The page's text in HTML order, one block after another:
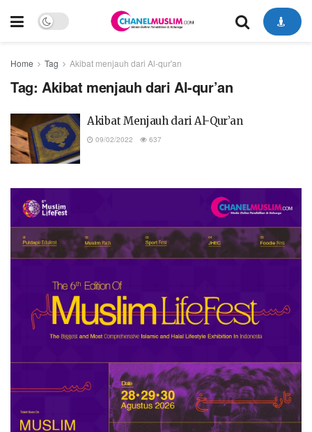
Home Tag Akibat menjauh dari Al-qur'an
Tag: Akibat menjauh dari Al-qur’an
Akibat Menjauh dari Al-Qur’an
09/02/2022 637